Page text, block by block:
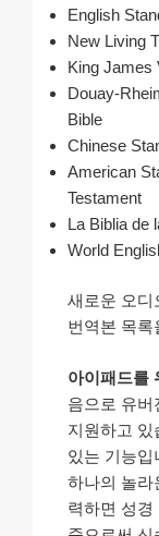
English
New Living
King James
Douay-
Bible
Chinese
American
Testament
La Biblia de
World
새로운 오디
번역본 목록
아이패드를
음으로 유버
지원하고 있
있는 기능입
하나의 놀라
력하면 성경